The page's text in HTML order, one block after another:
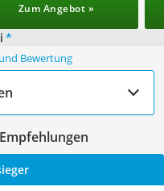
Zum Angebot »
*
Bewertung